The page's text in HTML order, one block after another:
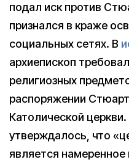
подал иск против
признался в краже
социальных сетях. В
архиепископ
религиозных
распоряжении
Католической
утверждалось, что
является намеренное